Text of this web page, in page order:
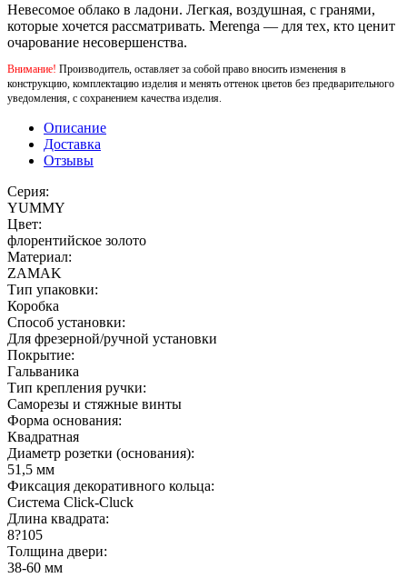
Невесомое облако в ладони. Легкая, воздушная, с гранями,
которые хочется рассматривать. Merenga — для тех, кто ценит
очарование несовершенства.
Внимание! Производитель, оставляет за собой право вносить изменения в
конструкцию, комплектацию изделия и менять оттенок цветов без предварительного
уведомления, с сохранением качества изделия.
Описание
Доставка
Отзывы
Серия:
YUMMY
Цвет:
флорентийское золото
Материал:
ZAMAK
Тип упаковки:
Коробка
Способ установки:
Для фрезерной/ручной установки
Покрытие:
Гальваника
Тип крепления ручки:
Саморезы и стяжные винты
Форма основания:
Квадратная
Диаметр розетки (основания):
51,5 мм
Фиксация декоративного кольца:
Система Click-Cluck
Длина квадрата:
8?105
Толщина двери:
38-60 мм